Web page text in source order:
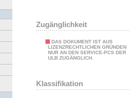
Zugänglichkeit
DAS DOKUMENT IST AUS
LIZENZRECHTLICHEN GRÜNDEN
NUR AN DEN SERVICE-PCS DER
ULB ZUGÄNGLICH.
Klassifikation